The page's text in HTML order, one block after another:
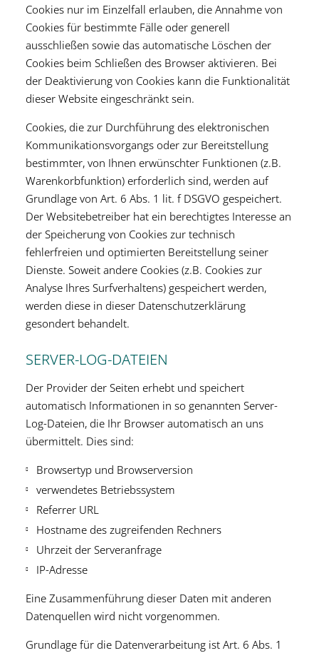
Cookies nur im Einzelfall erlauben, die Annahme von
Cookies für bestimmte Fälle oder generell
ausschließen sowie das automatische Löschen der
Cookies beim Schließen des Browser aktivieren. Bei
der Deaktivierung von Cookies kann die Funktionalität
dieser Website eingeschränkt sein.
Cookies, die zur Durchführung des elektronischen
Kommunikationsvorgangs oder zur Bereitstellung
bestimmter, von Ihnen erwünschter Funktionen (z.B.
Warenkorbfunktion) erforderlich sind, werden auf
Grundlage von Art. 6 Abs. 1 lit. f DSGVO gespeichert.
Der Websitebetreiber hat ein berechtigtes Interesse an
der Speicherung von Cookies zur technisch
fehlerfreien und optimierten Bereitstellung seiner
Dienste. Soweit andere Cookies (z.B. Cookies zur
Analyse Ihres Surfverhaltens) gespeichert werden,
werden diese in dieser Datenschutzerklärung
gesondert behandelt.
SERVER-LOG-DATEIEN
Der Provider der Seiten erhebt und speichert
automatisch Informationen in so genannten Server-
Log-Dateien, die Ihr Browser automatisch an uns
übermittelt. Dies sind:
Browsertyp und Browserversion
verwendetes Betriebssystem
Referrer URL
Hostname des zugreifenden Rechners
Uhrzeit der Serveranfrage
IP-Adresse
Eine Zusammenführung dieser Daten mit anderen
Datenquellen wird nicht vorgenommen.
Grundlage für die Datenverarbeitung ist Art. 6 Abs. 1